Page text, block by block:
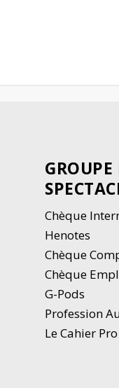
GROUPE
Chèque
Henotes
Chèque
Chèque
G-Pods
Profession
Le Cahier Pro